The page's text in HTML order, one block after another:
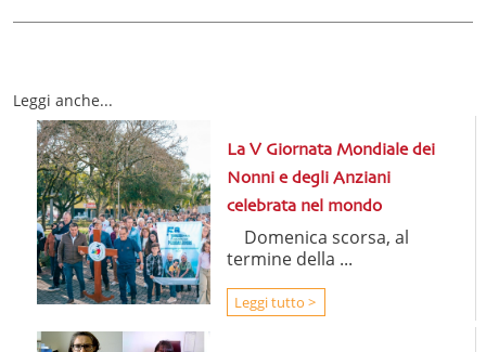
Leggi anche...
La V Giornata Mondiale dei
Nonni e degli Anziani
celebrata nel mondo
Domenica scorsa, al
termine della ...
Leggi tutto >